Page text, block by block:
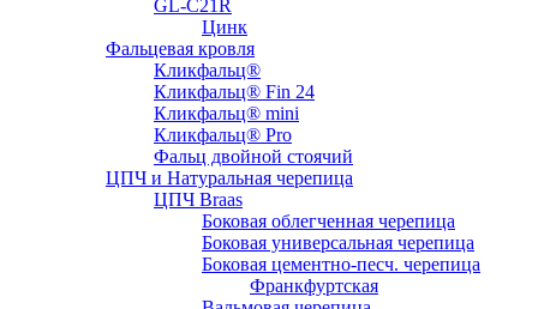
GL-С21R
Цинк
Фальцевая кровля
Кликфальц®
Кликфальц® Fin 24
Кликфальц® mini
Кликфальц® Pro
Фальц двойной стоячий
ЦПЧ и Натуральная черепица
ЦПЧ Braas
Боковая облегченная черепица
Боковая универсальная черепица
Боковая цементно-песч. черепица
Франкфуртская